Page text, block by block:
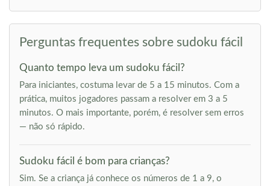
Perguntas frequentes sobre sudoku fácil
Quanto tempo leva um sudoku fácil?
Para iniciantes, costuma levar de 5 a 15 minutos. Com a
prática, muitos jogadores passam a resolver em 3 a 5
minutos. O mais importante, porém, é resolver sem erros
— não só rápido.
Sudoku fácil é bom para crianças?
Sim. Se a criança já conhece os números de 1 a 9, o